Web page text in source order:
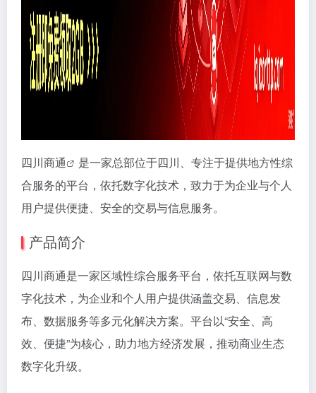
四川商通
是一家总部位于四川、专注于提供地方性综
合服务的平台，依托数字化技术，致力于为企业与个人
用户提供便捷、安全的交易与信息服务。
产品简介
四川商通是一家区域性综合服务平台，依托互联网与数
字化技术，为企业和个人用户提供涵盖交易、信息发
布、数据服务等多元化解决方案。平台以“安全、高
效、便捷”为核心，助力地方经济发展，推动商业生态
数字化升级。